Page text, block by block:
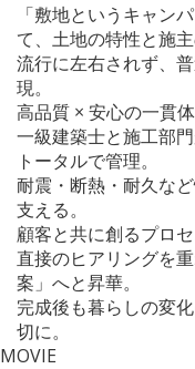
「敷地というキャン
て、土地の特性と施
流行に左右されず、
現。
高品質 × 安心の一貫
一級建築士と施工部
トータルで管理。
耐震・断熱・耐久な
支える。
顧客と共に創るプロ
直接のヒアリングを
案」へと昇華。
完成後も暮らしの変
切に。
MOVIE